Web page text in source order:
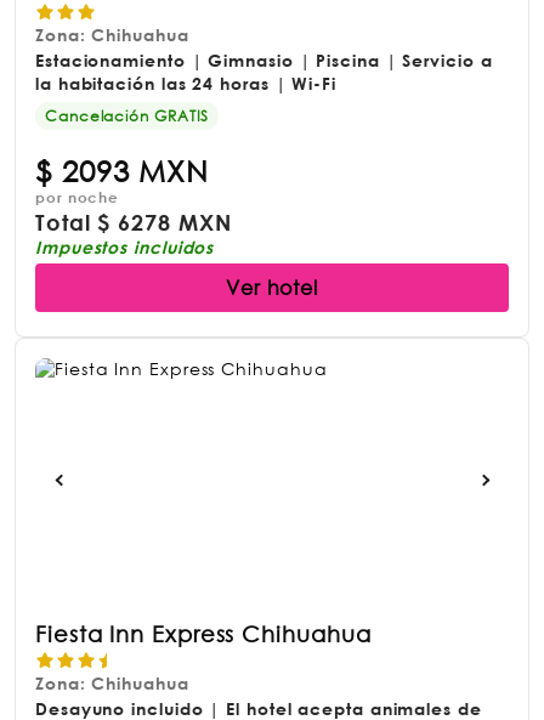
Zona: Chihuahua
Estacionamiento | Gimnasio | Piscina | Servicio a
la habitación las 24 horas | Wi-Fi
Cancelación GRATIS
$ 2093 MXN
por noche
Total$ 6278 MXN
Impuestos incluidos
Ver hotel
Fiesta Inn Express Chihuahua
Zona: Chihuahua
Desayuno incluido | El hotel acepta animales de